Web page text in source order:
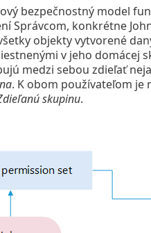
bezpečnostný model
Správcom, konkrétne
objekty vytvorené
v jeho domácej
medzi sebou zdieľať
. K obom používateľom
skupinu.